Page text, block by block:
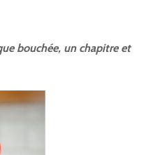
bouchée, un chapitre et